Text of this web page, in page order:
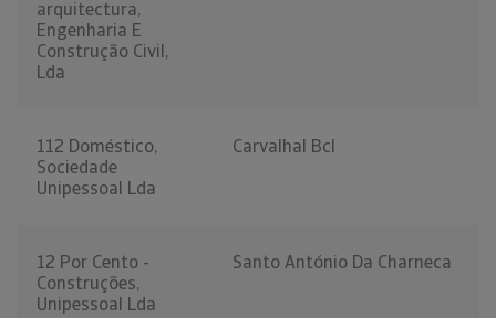
arquitectura,
Engenharia E
Construção Civil,
Lda
112 Doméstico,
Sociedade
Unipessoal Lda
Carvalhal Bcl
12 Por Cento -
Construções,
Unipessoal Lda
Santo António Da Charneca